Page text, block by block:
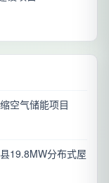
空气储能项目
19.8MW分布式屋